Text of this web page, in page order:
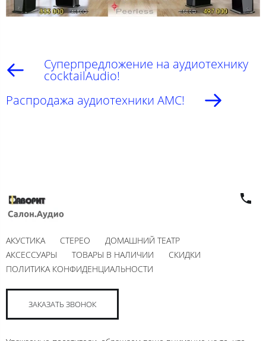
Суперпредложение на аудиотехнику
cocktailAudio!
Распродажа аудиотехники AMC!
АКУСТИКА СТЕРЕО
ДОМАШНИЙ ТЕАТР
АКСЕССУАРЫ
ТОВАРЫ В НАЛИЧИИ
СКИДКИ
ПОЛИТИКА КОНФИДЕНЦИАЛЬНОСТИ
ЗАКАЗАТЬ ЗВОНОК